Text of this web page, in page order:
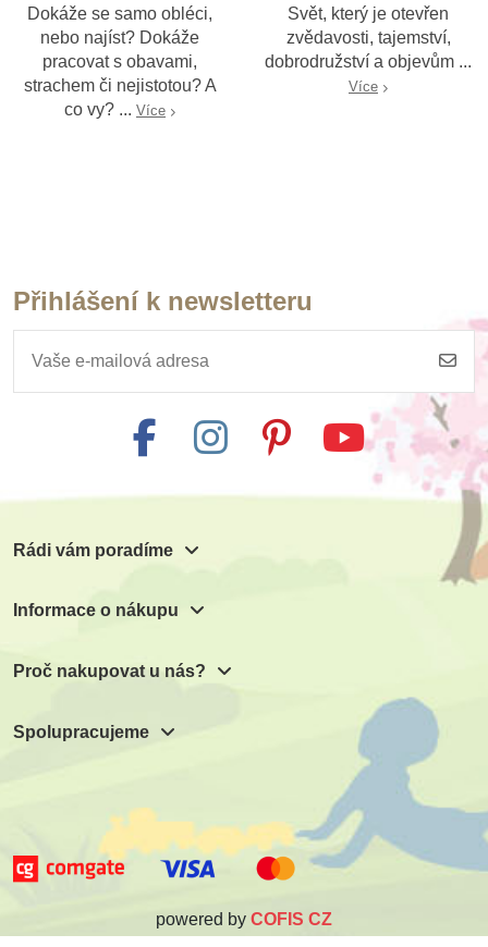
Dokáže se samo obléci,
nebo najíst? Dokáže
pracovat s obavami,
strachem či nejistotou? A
co vy? ... Více
Svět, který je otevřen
zvědavosti, tajemství,
dobrodružství a objevům ...
Více
Přihlášení k newsletteru
Rádi vám poradíme
Informace o nákupu
Proč nakupovat u nás?
Spolupracujeme
powered by COFIS CZ